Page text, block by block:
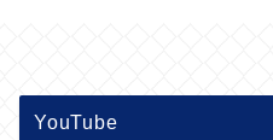
YouTube